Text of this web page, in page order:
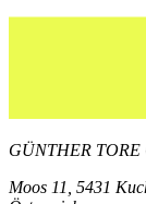
GÜNTHER TORE
Moos 11, 5431